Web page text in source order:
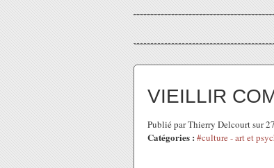
VIEILLIR
Publié par Thierry Delcourt sur
Catégories : #culture - art et